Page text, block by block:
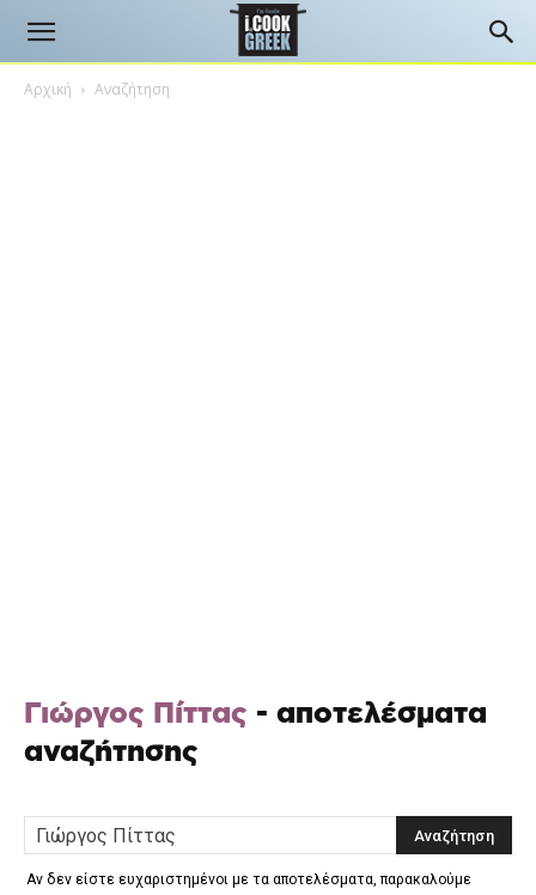
Αρχική Αναζήτηση
Γιώργος Πίττας - αποτελέσματα
αναζήτησης
Αν δεν είστε ευχαριστημένοι με τα αποτελέσματα, παρακαλούμε